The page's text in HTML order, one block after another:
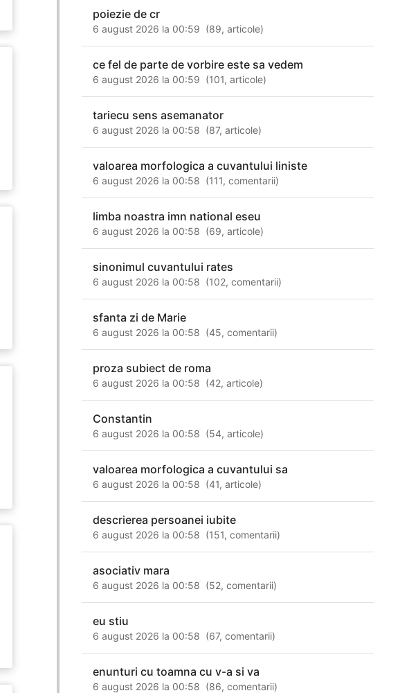
poiezie de cr
6 august 2026 la 00:59 (89,articole)
ce fel de parte de vorbire este sa vedem
6 august 2026 la 00:59 (101,articole)
tariecu sens asemanator
6 august 2026 la 00:58 (87,articole)
valoarea morfologica a cuvantului liniste
6 august 2026 la 00:58 (111,comentarii)
limba noastra imn national eseu
6 august 2026 la 00:58 (69,articole)
sinonimul cuvantului rates
6 august 2026 la 00:58 (102,comentarii)
sfanta zi de Marie
6 august 2026 la 00:58 (45,comentarii)
proza subiect de roma
6 august 2026 la 00:58 (42,articole)
Constantin
6 august 2026 la 00:58 (54,articole)
valoarea morfologica a cuvantului sa
6 august 2026 la 00:58 (41,articole)
descrierea persoanei iubite
6 august 2026 la 00:58 (151,comentarii)
asociativ mara
6 august 2026 la 00:58 (52,comentarii)
eu stiu
6 august 2026 la 00:58 (67,comentarii)
enunturi cu toamna cu v-a si va
6 august 2026 la 00:58 (86,comentarii)